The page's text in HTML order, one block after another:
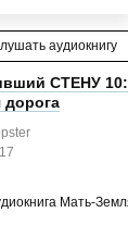
аудиокнигу
СТЕНУ 10:
дорога